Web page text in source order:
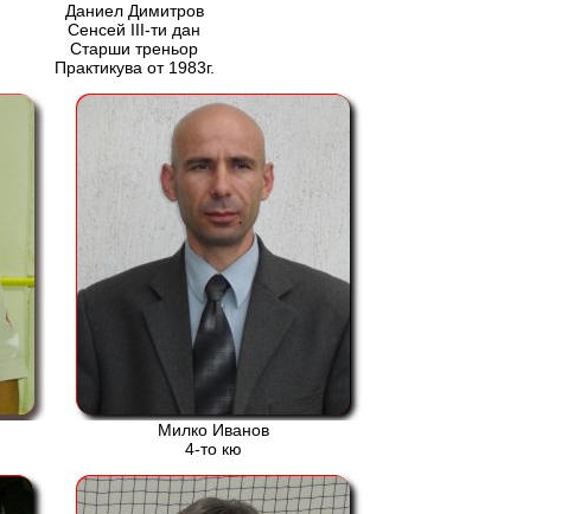
Даниел Димитров
Сенсей ІІІ-ти дан
Старши треньор
Практикува от 1983г.
Милко Иванов
4-то кю